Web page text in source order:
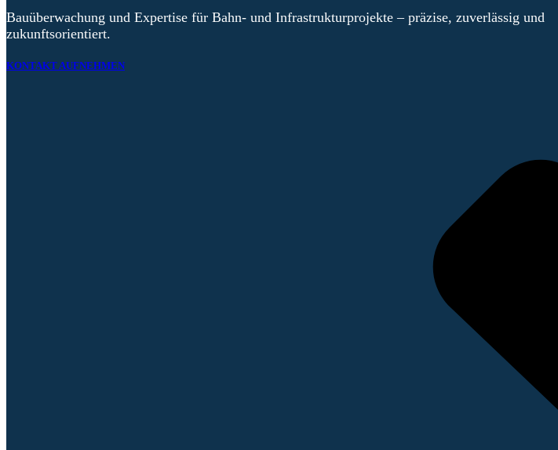
Bauüberwachung und Expertise für Bahn- und Infrastrukturprojekte – präzise, zuverlässig und
zukunftsorientiert.
KONTAKT AUFNEHMEN